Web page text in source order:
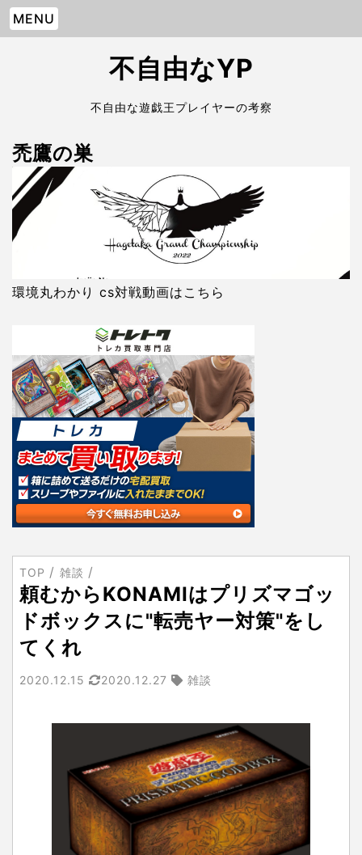
MENU
不自由なYP
不自由な遊戯王プレイヤーの考察
禿鷹の巣
環境丸わかり cs対戦動画はこちら
TOP 雑談
頼むからKONAMIはプリズマゴッ
ドボックスに"転売ヤー対策"をし
てくれ
2020.12.15 2020.12.27 雑談